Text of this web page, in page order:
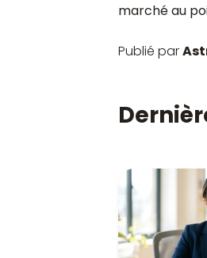
marché au
Publié par